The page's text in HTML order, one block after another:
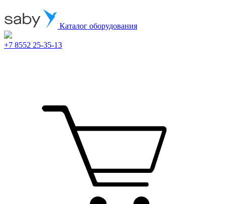
Каталог оборудования
+7 8552 25-35-13